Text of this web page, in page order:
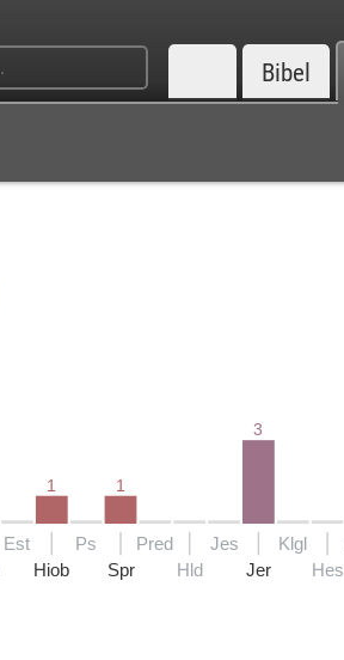
Bibel
Est
1
Hiob
Ps
1
Spr
Pred
Hld
Jes
3
Jer
Klgl
Hes